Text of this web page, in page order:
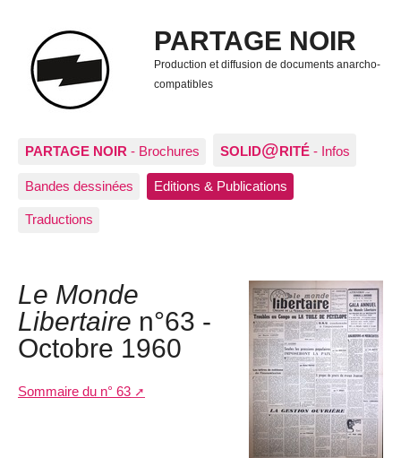
PARTAGE NOIR
Production et diffusion de documents anarcho-
compatibles
PARTAGE NOIR - Brochures SOLID@RITÉ - Infos
Bandes dessinées Editions & Publications
Traductions
Le Monde
Libertaire n°63 -
Octobre 1960
Sommaire du n° 63